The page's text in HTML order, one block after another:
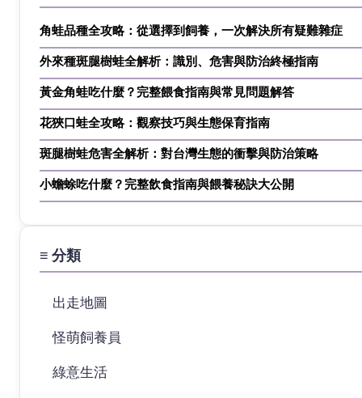
角蛙品種全攻略：從選擇到飼養，一次解決所有疑難雜症
外來種斑腿樹蛙全解析：識別、危害與防治終極指南
黃金角蛙吃什麼？完整餵食指南與常見問題解答
花狹口蛙全攻略：觀察技巧與生態保育指南
斑腿樹蛙危害全解析：對台灣生態的衝擊與防治策略
小蟾蜍吃什麼？完整飲食指南與餵養秘訣大公開
≡ 分類
出走地圖
怪萌飼養員
綠意生活